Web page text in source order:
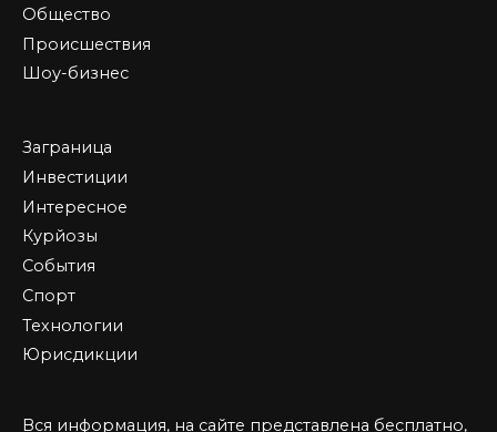
Общество
Происшествия
Шоу-бизнес
Заграница
Инвестиции
Интересное
Курйозы
События
Спорт
Технологии
Юрисдикции
Вся информация, на сайте представлена бесплатно,